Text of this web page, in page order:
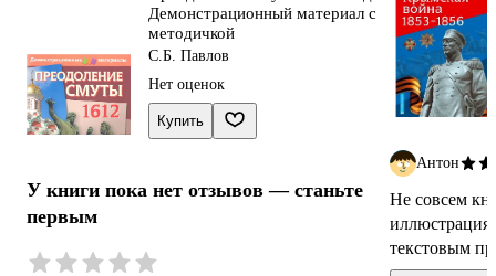
Демонстрационный материал с
методичкой
С.Б. Павлов
Нет оценок
Купить
У книги пока нет отзывов — станьте
первым
Антон
Не совсем
текстовым